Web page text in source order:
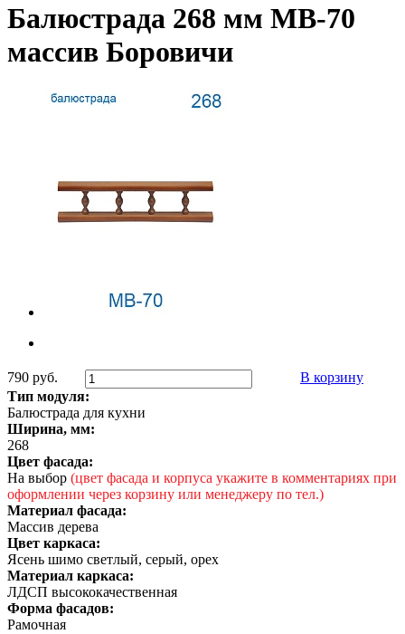
Балюстрада 268 мм МВ-70
массив Боровичи
790 руб.
В корзину
Тип модуля:
Балюстрада для кухни
Ширина, мм:
268
Цвет фасада:
На выбор (цвет фасада и корпуса укажите в комментариях при
оформлении через корзину или менеджеру по тел.)
Материал фасада:
Массив дерева
Цвет каркаса:
Ясень шимо светлый, серый, орех
Материал каркаса:
ЛДСП высококачественная
Форма фасадов:
Рамочная